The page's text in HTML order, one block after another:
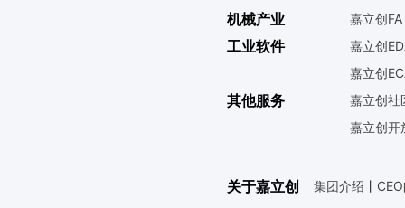
机械产业 嘉立创FA
工业软件
嘉立创
嘉立创
其他服务
嘉立创社
嘉立创开
关于嘉立创 集团介绍 丨